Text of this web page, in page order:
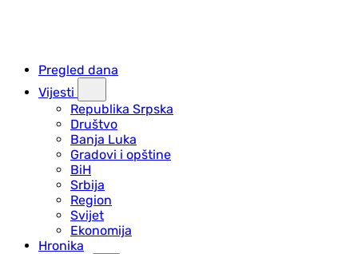
Pregled dana
Vijesti
Republika Srpska
Društvo
Banja Luka
Gradovi i opštine
BiH
Srbija
Region
Svijet
Ekonomija
Hronika